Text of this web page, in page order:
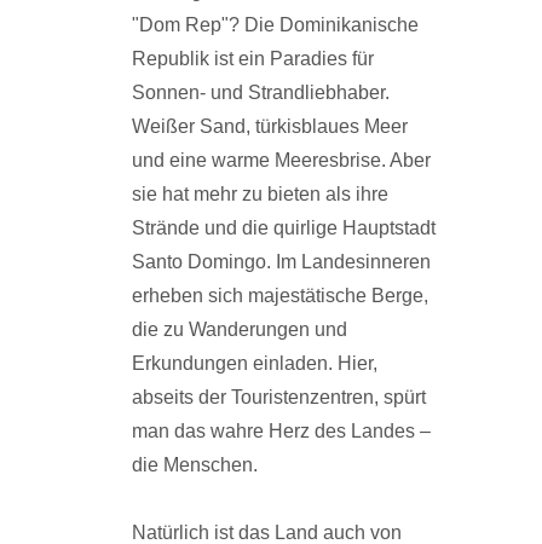
"Dom Rep"? Die Dominikanische
Republik ist ein Paradies für
Sonnen- und Strandliebhaber.
Weißer Sand, türkisblaues Meer
und eine warme Meeresbrise. Aber
sie hat mehr zu bieten als ihre
Strände und die quirlige Hauptstadt
Santo Domingo. Im Landesinneren
erheben sich majestätische Berge,
die zu Wanderungen und
Erkundungen einladen. Hier,
abseits der Touristenzentren, spürt
man das wahre Herz des Landes –
die Menschen.
Natürlich ist das Land auch von